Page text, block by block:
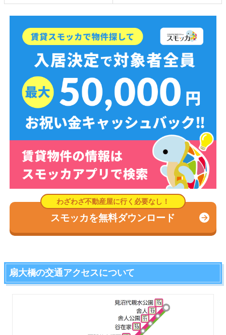
スモッカを無料ダウンロード
扇大橋の交通アクセスについて